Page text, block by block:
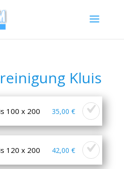
Kluis
100 x 200 35,00 €
120 x 200 42,00 €